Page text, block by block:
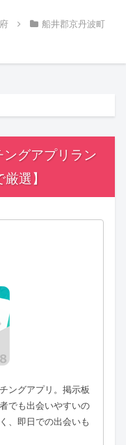
船井郡京丹波町
グアプリラン
選】
ングアプリ。掲示板
でも出会いやすいの
、即日での出会いも